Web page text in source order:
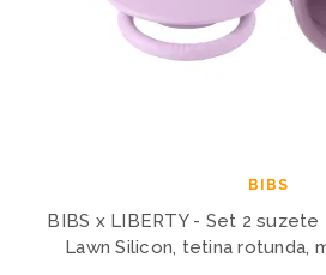
BIBS
BIBS x LIBERTY - Set 2
Lawn Silicon, tetina rotunda,